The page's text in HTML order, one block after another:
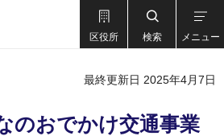
区役所 検索 メニュー
最終更新日 2025年4月7日
のおでかけ交通事業